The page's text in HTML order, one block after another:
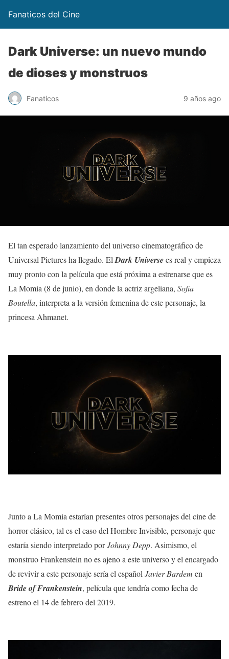
Fanaticos del Cine
Dark Universe: un nuevo mundo
de dioses y monstruos
Fanaticos 9 años ago
El tan esperado lanzamiento del universo cinematográfico de
Universal Pictures ha llegado. El Dark Universees real y empieza
muy pronto con la película que está próxima a estrenarse que es
La Momia (8 de junio), en donde la actriz argeliana, Sofia
Boutella, interpreta a la versión femenina de este personaje, la
princesa Ahmanet.
Junto a La Momia estarían presentes otros personajes del cine de
horror clásico, tal es el caso del Hombre Invisible, personaje que
estaría siendo interpretado porJohnny Depp. Asimismo, el
monstruo Frankenstein no es ajeno a este universo y el encargado
de revivir a este personaje sería el español Javier Bardem en
Bride of Frankenstein, película que tendría como fecha de
estreno el 14 de febrero del 2019.